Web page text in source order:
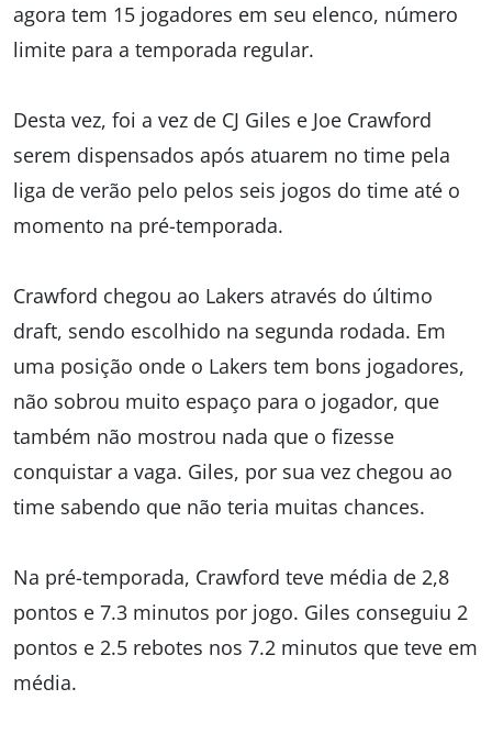
agora tem 15 jogadores em seu elenco, número
limite para a temporada regular.
Desta vez, foi a vez de CJ Giles e Joe Crawford
serem dispensados após atuarem no time pela
liga de verão pelo pelos seis jogos do time até o
momento na pré-temporada.
Crawford chegou ao Lakers através do último
draft, sendo escolhido na segunda rodada. Em
uma posição onde o Lakers tem bons jogadores,
não sobrou muito espaço para o jogador, que
também não mostrou nada que o fizesse
conquistar a vaga. Giles, por sua vez chegou ao
time sabendo que não teria muitas chances.
Na pré-temporada, Crawford teve média de 2,8
pontos e 7.3 minutos por jogo. Giles conseguiu 2
pontos e 2.5 rebotes nos 7.2 minutos que teve em
média.